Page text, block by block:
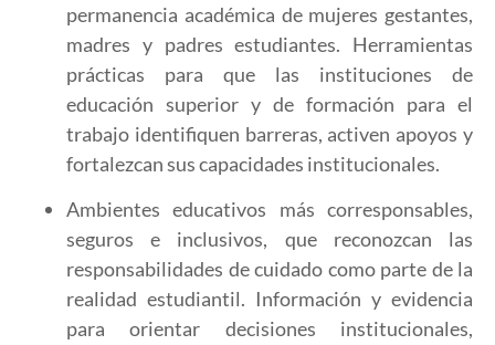
permanencia académica de mujeres gestantes,
madres y padres estudiantes. Herramientas
prácticas para que las instituciones de
educación superior y de formación para el
trabajo identifiquen barreras, activen apoyos y
fortalezcan sus capacidades institucionales.
Ambientes educativos más corresponsables,
seguros e inclusivos, que reconozcan las
responsabilidades de cuidado como parte de la
realidad estudiantil. Información y evidencia
para orientar decisiones institucionales,